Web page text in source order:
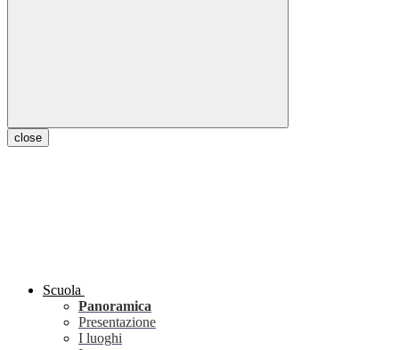
close
Scuola
Panoramica
Presentazione
I luoghi